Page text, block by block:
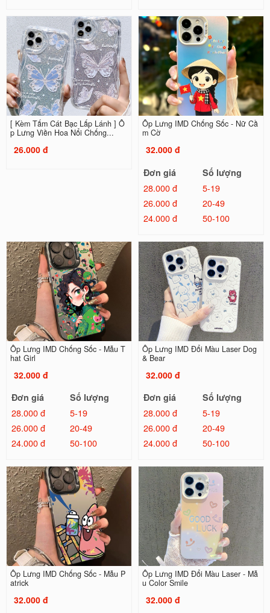
[ Kèm Tấm Cát Bạc Lấp Lánh ] Ố
p Lưng Viền Hoa Nổi Chống...
26.000 đ
Ốp Lưng IMD Chống Sốc - Nữ Cầ
m Cờ
32.000 đ
Đơn giá
Số lượng
28.000 đ
5-19
26.000 đ
20-49
24.000 đ
50-100
Ốp Lưng IMD Chống Sốc - Mẫu T
hat Girl
32.000 đ
Đơn giá
Số lượng
28.000 đ
5-19
26.000 đ
20-49
24.000 đ
50-100
Ốp Lưng IMD Đổi Màu Laser Dog
& Bear
32.000 đ
Đơn giá
Số lượng
28.000 đ
5-19
26.000 đ
20-49
24.000 đ
50-100
Ốp Lưng IMD Chống Sốc - Mẫu P
atrick
32.000 đ
Ốp Lưng IMD Đổi Màu Laser - Mẫ
u Color Smile
32.000 đ